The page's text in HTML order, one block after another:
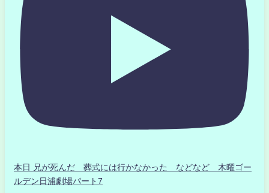
本日 兄が死んだ 葬式には行かなかった などなど 木曜ゴー
ルデン日浦劇場パート7